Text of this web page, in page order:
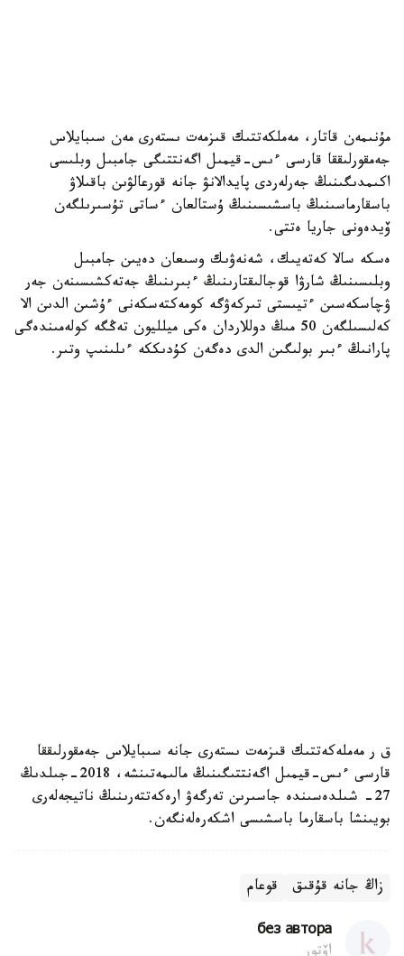
مۇنىمەن قاتار، مەملكەتتىك قىزمەت ىستەرى مەن سىبايلاس
جەمقورلىققا قارسى ءىس-قيمىل اگەنتتىگى جامبىل وبلىسى
اكىمدىگىنىڭ جەرلەردى پايدالانۋ جانە قورعالۋىن باقىلاۋ
باسقارماسىنىڭ باسشىسىنىڭ ۇستالعان ءساتى تۇسىرىلگەن
ۆيدەونى جاريا ەتتى.
ەسكە سالا كەتەيىك، شەنەۋىك وسىعان دەيىن جامبىل
وبلىسىنىڭ شارۋا قوجالىقتارىنىڭ ءبىرىنىڭ جەتەكشىسىنەن جەر
ۋچاسكەسىن ءتيىستى تىركەۋگە كومەكتەسكەنى ءۇشىن الدىن الا
كەلىسىلگەن 50 مىڭ دوللاردان ەكى ميلليون تەڭگە كولەمىندەگى
پارانىڭ ءبىر بولىگىن الدى دەگەن كۇدىككە ءىلىنىپ وتىر.
ق ر مەملەكەتتىك قىزمەت ىستەرى جانە سىبايلاس جەمقورلىققا
قارسى ءىس-قيمىل اگەنتتىگىنىڭ مالىمەتىنشە، 2018-جىلدىڭ
27- شىلدەسىندە جاسىرىن تەرگەۋ ارەكەتتەرىنىڭ ناتيجەلەرى
بويىنشا باسقارما باسشىسى اشكەرەلەنگەن.
زاڭ جانە قۇقىق قوعام
без автора